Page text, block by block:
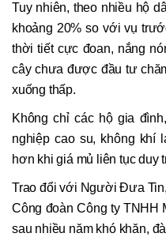
Tuy nhiên, theo nhiều hộ
khoảng 20% so với vụ
thời tiết cực đoan, nắng
cây chưa được đầu tư
xuống thấp.
Không chỉ các hộ gia
nghiệp cao su, không khí
hơn khi giá mủ liên tục duy
Trao đổi với Người Đưa
Công đoàn Công ty TNHH
sau nhiều năm khó khăn,